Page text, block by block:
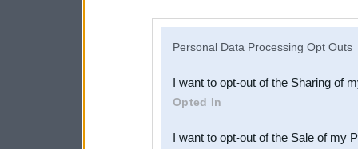
Downstream Participants
third parties.
Personal Data Processing Opt Outs
I want to opt-out of the Sharing of
Opted In
I want to opt-out of the Sale of my